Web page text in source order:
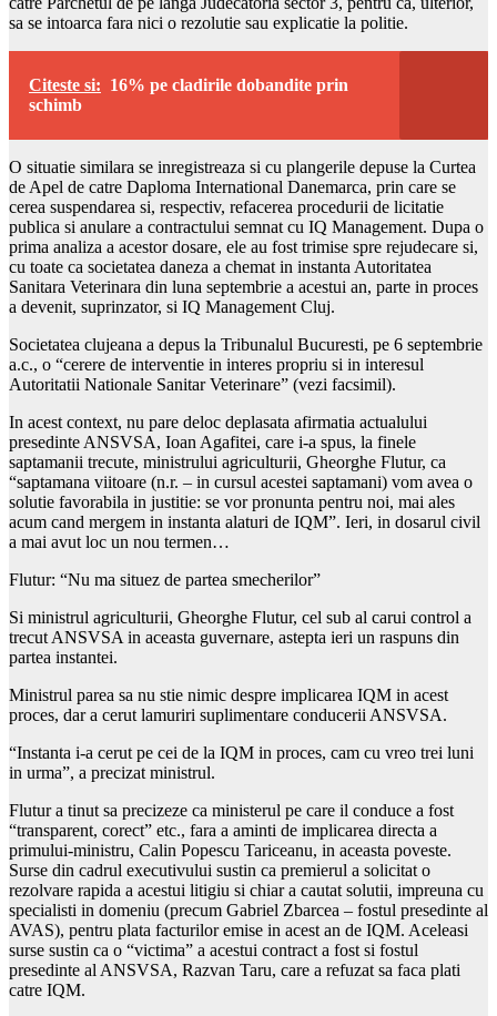
sa se intoarca fara nici o rezolutie sau explicatie la politie.
Citeste si: 16% pe cladirile dobandite prin
schimb
O situatie similara se inregistreaza si cu plangerile depuse la Curtea
de Apel de catre Daploma International Danemarca, prin care se
cerea suspendarea si, respectiv, refacerea procedurii de licitatie
publica si anulare a contractului semnat cu IQ Management. Dupa o
prima analiza a acestor dosare, ele au fost trimise spre rejudecare si,
cu toate ca societatea daneza a chemat in instanta Autoritatea
Sanitara Veterinara din luna septembrie a acestui an, parte in proces
a devenit, suprinzator, si IQ Management Cluj.
Societatea clujeana a depus la Tribunalul Bucuresti, pe 6 septembrie
a.c., o “cerere de interventie in interes propriu si in interesul
Autoritatii Nationale Sanitar Veterinare” (vezi facsimil).
In acest context, nu pare deloc deplasata afirmatia actualului
presedinte ANSVSA, Ioan Agafitei, care i-a spus, la finele
saptamanii trecute, ministrului agriculturii, Gheorghe Flutur, ca
“saptamana viitoare (n.r. – in cursul acestei saptamani) vom avea o
solutie favorabila in justitie: se vor pronunta pentru noi, mai ales
acum cand mergem in instanta alaturi de IQM”. Ieri, in dosarul civil
a mai avut loc un nou termen…
Flutur: “Nu ma situez de partea smecherilor”
Si ministrul agriculturii, Gheorghe Flutur, cel sub al carui control a
trecut ANSVSA in aceasta guvernare, astepta ieri un raspuns din
partea instantei.
Ministrul parea sa nu stie nimic despre implicarea IQM in acest
proces, dar a cerut lamuriri suplimentare conducerii ANSVSA.
“Instanta i-a cerut pe cei de la IQM in proces, cam cu vreo trei luni
in urma”, a precizat ministrul.
Flutur a tinut sa precizeze ca ministerul pe care il conduce a fost
“transparent, corect” etc., fara a aminti de implicarea directa a
primului-ministru, Calin Popescu Tariceanu, in aceasta poveste.
Surse din cadrul executivului sustin ca premierul a solicitat o
rezolvare rapida a acestui litigiu si chiar a cautat solutii, impreuna cu
specialisti in domeniu (precum Gabriel Zbarcea – fostul presedinte al
AVAS), pentru plata facturilor emise in acest an de IQM. Aceleasi
surse sustin ca o “victima” a acestui contract a fost si fostul
presedinte al ANSVSA, Razvan Taru, care a refuzat sa faca plati
catre IQM.